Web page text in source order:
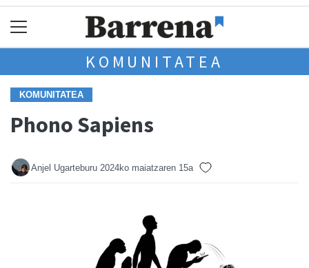
KOMUNITATEA
KOMUNITATEA
Phono Sapiens
Anjel Ugarteburu 2024ko maiatzaren 15a